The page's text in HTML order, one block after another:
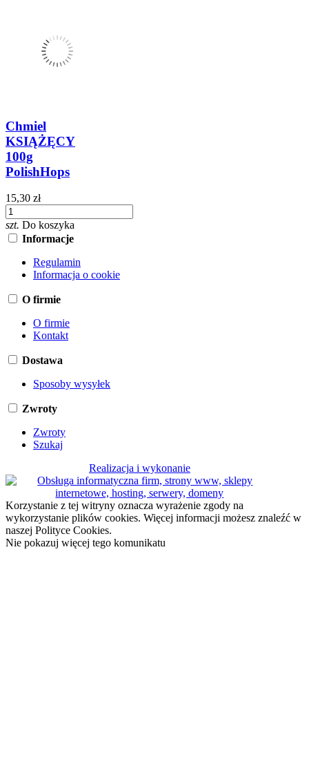
Chmiel
KSIĄŻĘCY
100g
PolishHops
15,30 zł
szt. Do koszyka
Informacje
Regulamin
Informacja o cookie
O firmie
O firmie
Kontakt
Dostawa
Sposoby wysyłek
Zwroty
Zwroty
Szukaj
Realizacja i wykonanie
Korzystanie z tej witryny oznacza wyrażenie zgody na
wykorzystanie plików cookies. Więcej informacji możesz znaleźć w
naszej Polityce Cookies.
Nie pokazuj więcej tego komunikatu